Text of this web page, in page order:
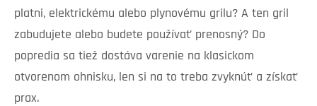
platni, elektrickému alebo plynovému grilu? A ten gril
zabudujete alebo budete používať prenosný? Do
popredia sa tiež dostáva varenie na klasickom
otvorenom ohnisku, len si na to treba zvyknúť a získať
prax.